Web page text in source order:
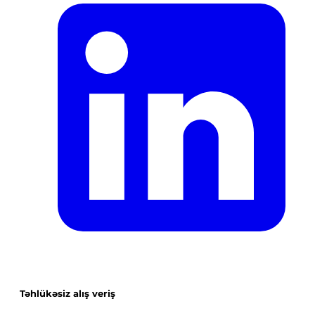
Təhlükəsiz alış veriş